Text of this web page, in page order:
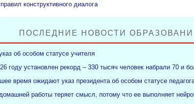
конструктивного диалога
ПОСЛЕДНИЕ НОВОСТИ
об особом статусе учителя
году установлен рекорд – 330 тысяч человек набрали 70 и
время ожидают указ президента об особом статусе
работы теряет смысл, потому что ее выполняет